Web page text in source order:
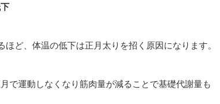
ど、体温の低下は正月太りを招く原因になります。
で運動しなくなり筋肉量が減ることで基礎代謝量も